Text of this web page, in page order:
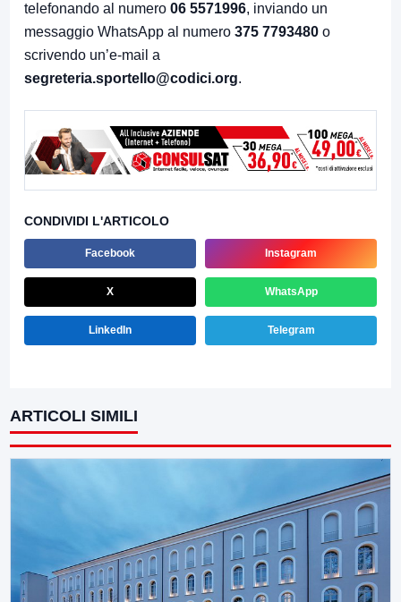
telefonando al numero 06 5571996, inviando un
messaggio WhatsApp al numero 375 7793480 o
scrivendo un’e-mail a
segreteria.sportello@codici.org.
CONDIVIDI L'ARTICOLO
Facebook Instagram
X WhatsApp
LinkedIn Telegram
ARTICOLI SIMILI